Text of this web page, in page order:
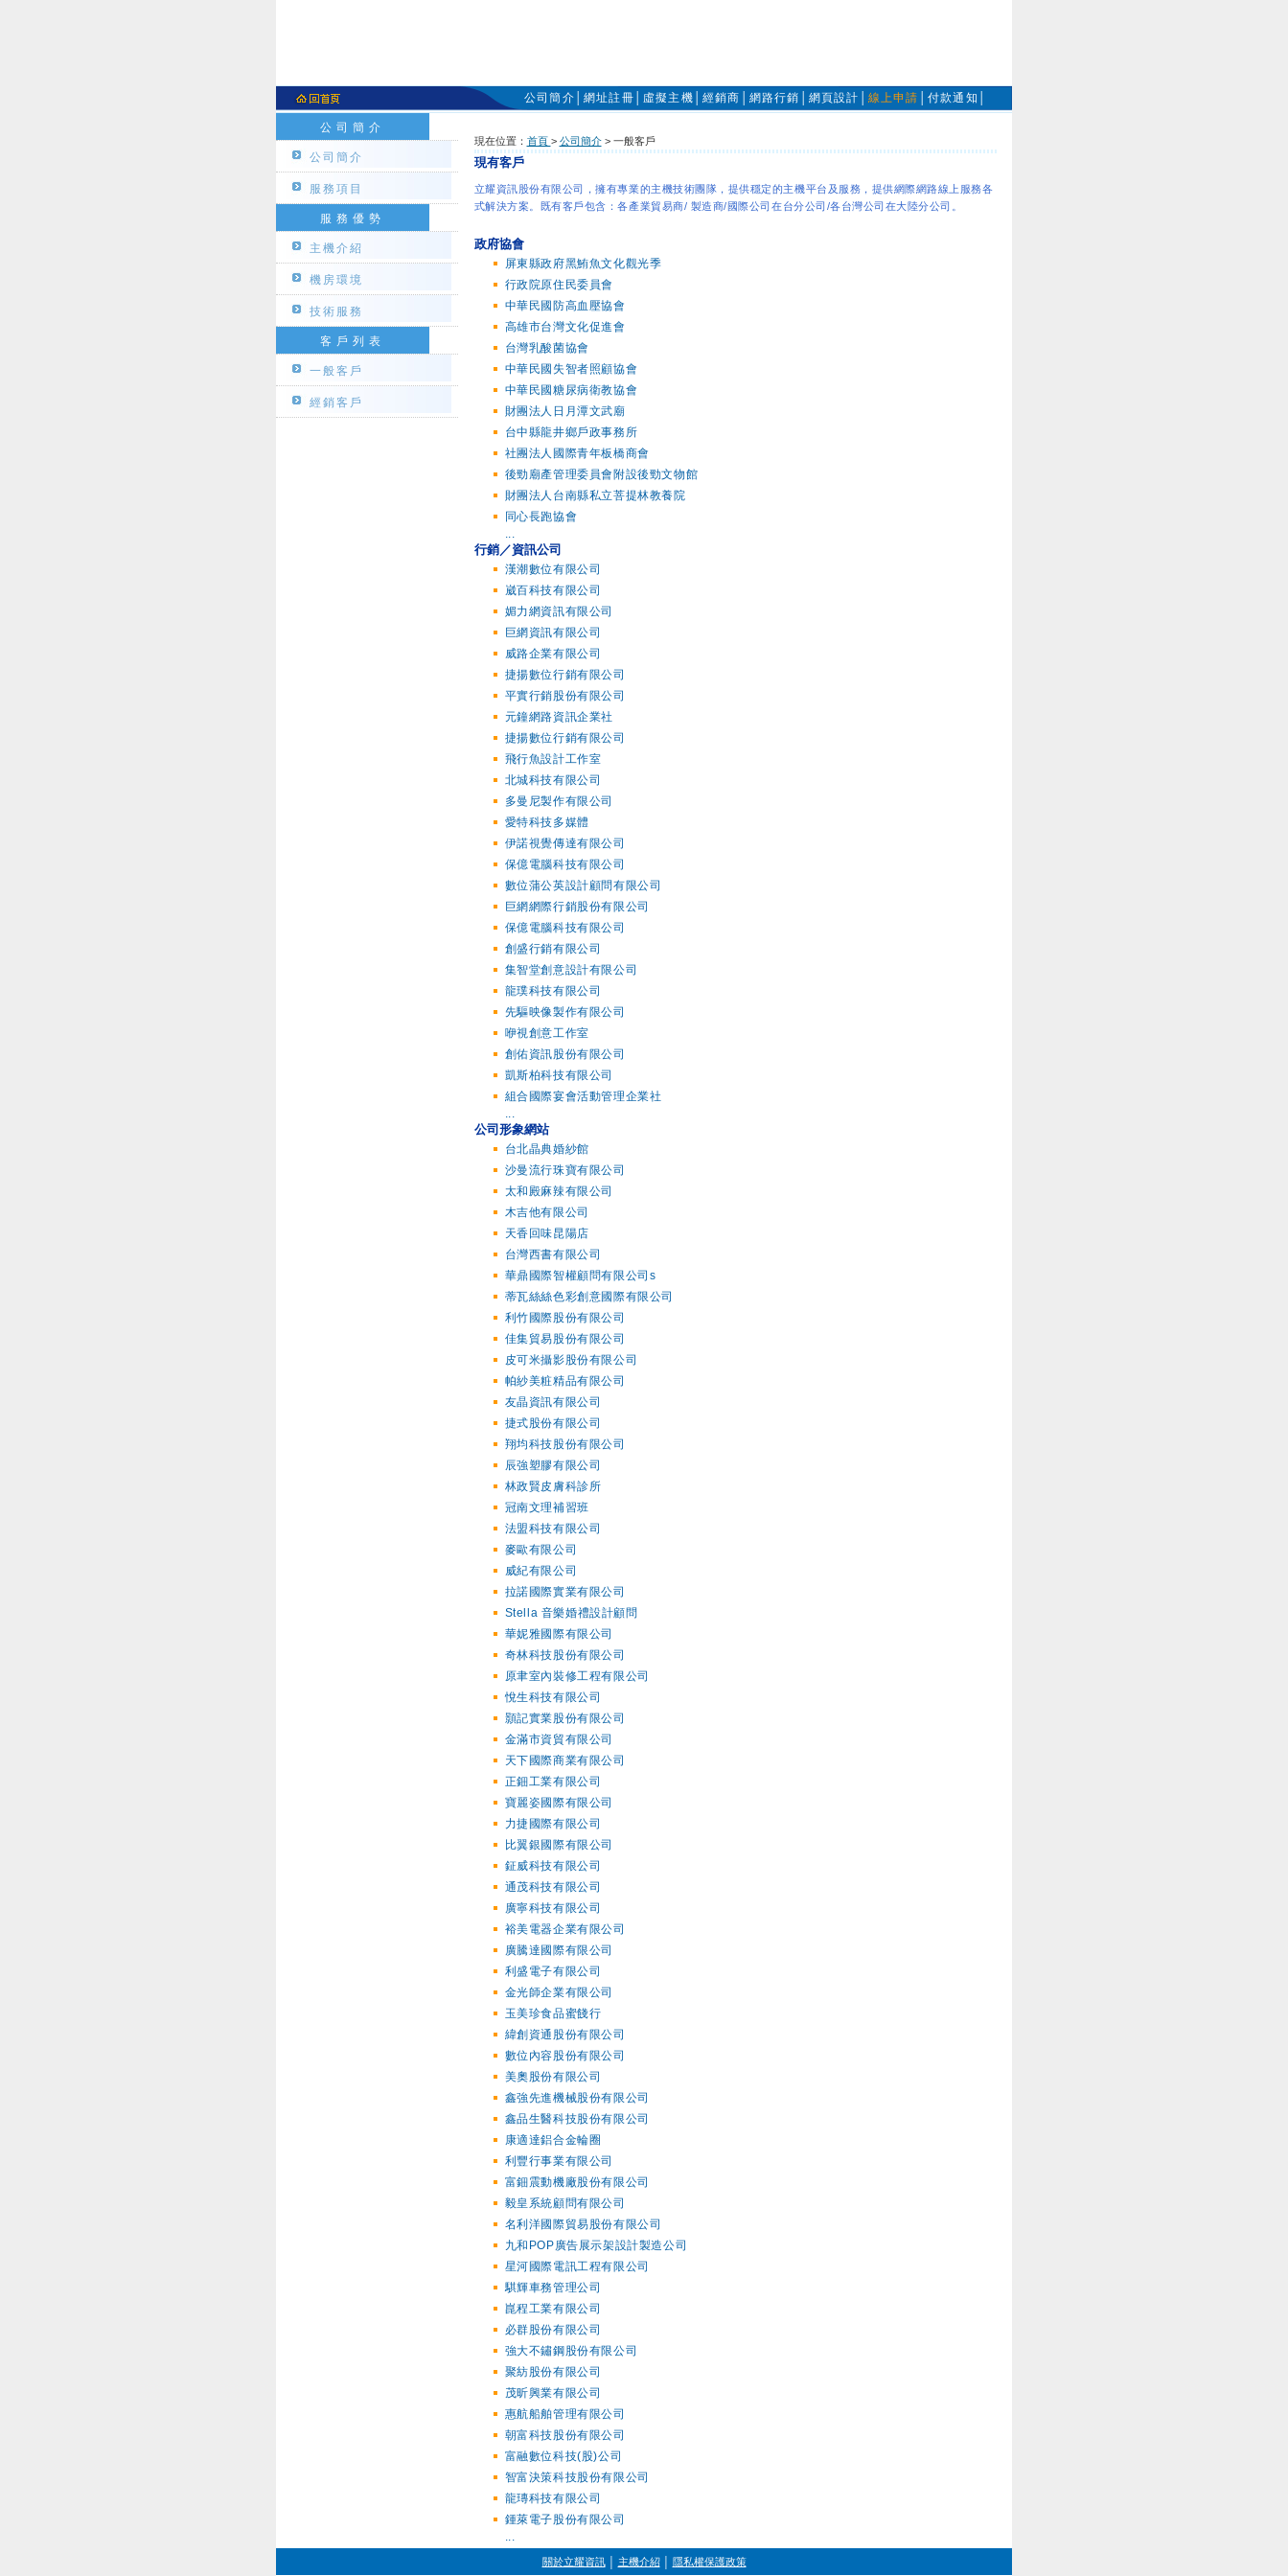
公司簡介 │網址註冊 虛擬主機 │經銷商 網路行銷 網頁設計 線上申請 付款通知
公司簡介
公司簡介
服務項目
服務優勢
主機介紹
機房環境
技術服務
客戶列表
一般客戶
經銷客戶
現在位置： 首頁 > 公司簡介> 一般客戶
現有客戶
立耀資訊股份有限公司，擁有專業的主機技術團隊，提供穩定的主機平台及服務，提供網際網路線上服務各
式解決方案。既有客戶包含：各產業貿易商/ 製造商/國際公司在台分公司/各台灣公司在大陸分公司。
政府協會
屏東縣政府黑鮪魚文化觀光季
行政院原住民委員會
中華民國防高血壓協會
高雄市台灣文化促進會
台灣乳酸菌協會
中華民國失智者照顧協會
中華民國糖尿病衛教協會
財團法人日月潭文武廟
台中縣龍井鄉戶政事務所
社團法人國際青年板橋商會
後勁廟產管理委員會附設後勁文物館
財團法人台南縣私立菩提林教養院
同心長跑協會
...
行銷／資訊公司
漢潮數位有限公司
崴百科技有限公司
媚力網資訊有限公司
巨網資訊有限公司
威路企業有限公司
捷揚數位行銷有限公司
平實行銷股份有限公司
元鐘網路資訊企業社
捷揚數位行銷有限公司
飛行魚設計工作室
北城科技有限公司
多曼尼製作有限公司
愛特科技多媒體
伊諾視覺傳達有限公司
保億電腦科技有限公司
數位蒲公英設計顧問有限公司
巨網網際行銷股份有限公司
保億電腦科技有限公司
創盛行銷有限公司
集智堂創意設計有限公司
龍璞科技有限公司
先驅映像製作有限公司
咿視創意工作室
創佑資訊股份有限公司
凱斯柏科技有限公司
組合國際宴會活動管理企業社
...
公司形象網站
台北晶典婚紗館
沙曼流行珠寶有限公司
太和殿麻辣有限公司
木吉他有限公司
天香回味昆陽店
台灣西書有限公司
華鼎國際智權顧問有限公司s
蒂瓦絲絲色彩創意國際有限公司
利竹國際股份有限公司
佳集貿易股份有限公司
皮可米攝影股份有限公司
帕紗美粧精品有限公司
友晶資訊有限公司
捷式股份有限公司
翔均科技股份有限公司
辰強塑膠有限公司
林政賢皮膚科診所
冠南文理補習班
法盟科技有限公司
麥歐有限公司
威紀有限公司
拉諾國際實業有限公司
Stella 音樂婚禮設計顧問
華妮雅國際有限公司
奇林科技股份有限公司
原聿室內裝修工程有限公司
悅生科技有限公司
顥記實業股份有限公司
金滿市資貿有限公司
天下國際商業有限公司
正鈿工業有限公司
寶麗姿國際有限公司
力捷國際有限公司
比翼銀國際有限公司
鉦威科技有限公司
通茂科技有限公司
廣寧科技有限公司
裕美電器企業有限公司
廣騰達國際有限公司
利盛電子有限公司
金光師企業有限公司
玉美珍食品蜜餞行
緯創資通股份有限公司
數位內容股份有限公司
美奧股份有限公司
鑫強先進機械股份有限公司
鑫品生醫科技股份有限公司
康適達鋁合金輪圈
利豐行事業有限公司
富鈿震動機廠股份有限公司
毅皇系統顧問有限公司
名利洋國際貿易股份有限公司
九和POP廣告展示架設計製造公司
星河國際電訊工程有限公司
騏輝車務管理公司
崑程工業有限公司
必群股份有限公司
強大不鏽鋼股份有限公司
聚紡股份有限公司
茂昕興業有限公司
惠航船舶管理有限公司
朝富科技股份有限公司
富融數位科技(股)公司
智富決策科技股份有限公司
龍瑼科技有限公司
鍾萊電子股份有限公司
...
關於立耀資訊│ 主機介紹│ 隱私權保護政策